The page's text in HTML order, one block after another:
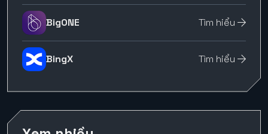
BigONE Tìm hiểu
BingX Tìm hiểu